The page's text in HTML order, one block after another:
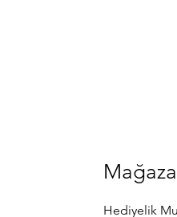
Mağaza
Hediyelik